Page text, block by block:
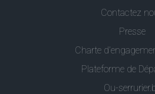
Contactez
Presse
Charte
Plateforme de
Ou-